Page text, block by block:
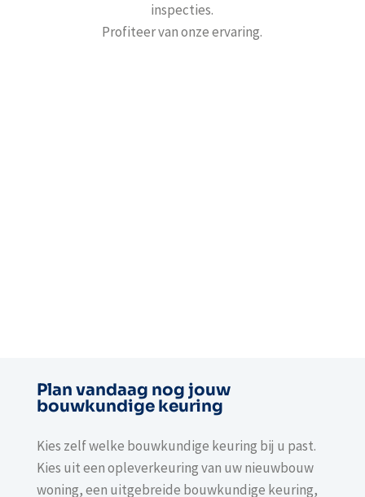
inspecties.
Profiteer van onze ervaring.
Plan vandaag nog jouw
bouwkundige keuring
Kies zelf welke bouwkundige keuring bij u past.
Kies uit een opleverkeuring van uw nieuwbouw
woning, een uitgebreide bouwkundige keuring,